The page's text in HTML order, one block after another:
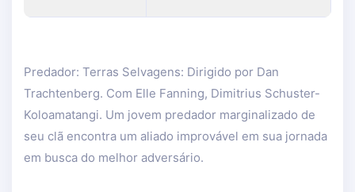
Predador: Terras Selvagens: Dirigido por Dan
Trachtenberg. Com Elle Fanning, Dimitrius Schuster-
Koloamatangi. Um jovem predador marginalizado de
seu clã encontra um aliado improvável em sua jornada
em busca do melhor adversário.